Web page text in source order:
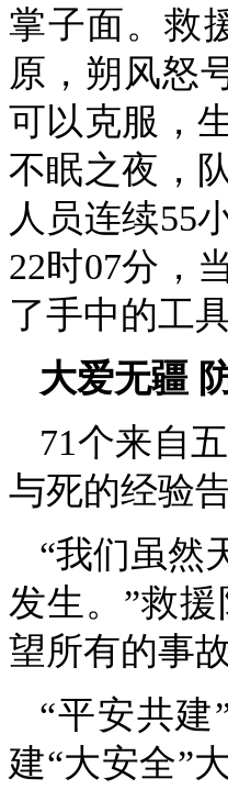
掌子面。救
原，朔风怒
可以克服，
不眠之夜，
人员连续55
22时07分，
了手中的工
大爱无疆
71个来自
与死的经验
“我们虽然
发生。”救
望所有的事
“平安共
建“大安全”